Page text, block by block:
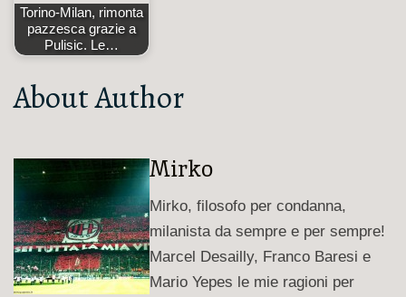
Torino-Milan, rimonta
pazzesca grazie a
Pulisic. Le…
About Author
Mirko
Mirko, filosofo per condanna,
milanista da sempre e per sempre!
Marcel Desailly, Franco Baresi e
Mario Yepes le mie ragioni per